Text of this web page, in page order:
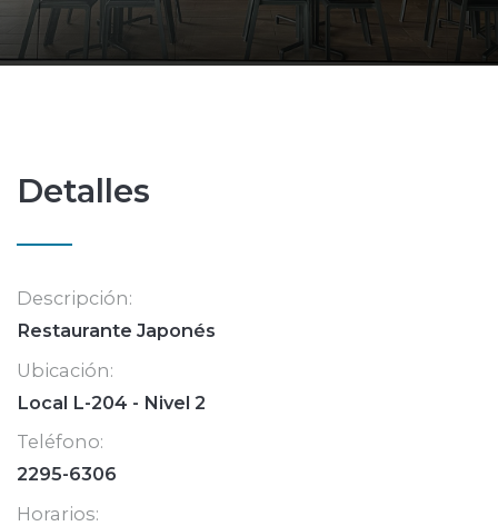
Detalles
Descripción:
Restaurante Japonés
Ubicación:
Local L-204 - Nivel 2
Teléfono:
2295-6306
Horarios: